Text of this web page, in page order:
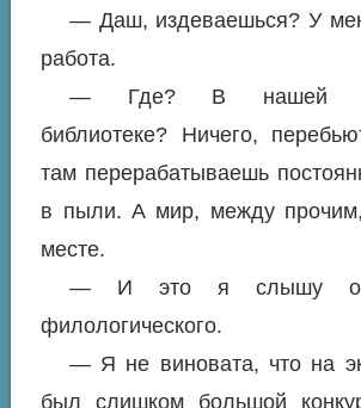
— Даш, издеваешься? У
работа.
— Где? В нашей
библиотеке? Ничего,
там перерабатываешь
в пыли. А мир, между
месте.
— И это я слышу от
филологического.
— Я не виновата, что на
был слишком большой